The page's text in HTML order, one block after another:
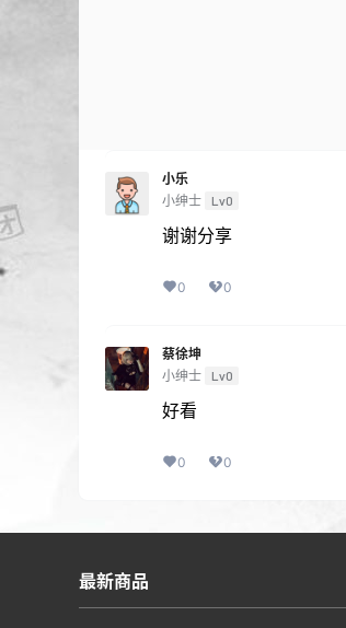
小乐
小绅士 Lv0
谢谢分享
0 0
蔡徐坤
小绅士 Lv0
好看
0 0
最新商品